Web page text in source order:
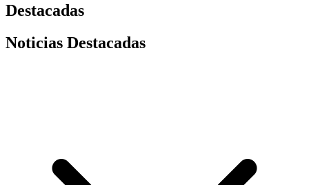
Destacadas
Noticias Destacadas